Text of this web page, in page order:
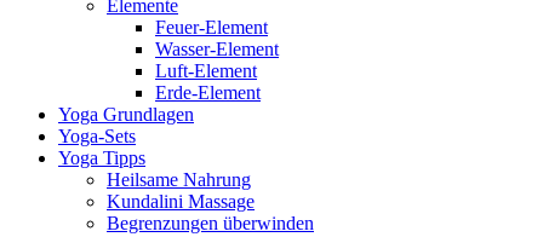
Elemente
Feuer-Element
Wasser-Element
Luft-Element
Erde-Element
Yoga Grundlagen
Yoga-Sets
Yoga Tipps
Heilsame Nahrung
Kundalini Massage
Begrenzungen überwinden